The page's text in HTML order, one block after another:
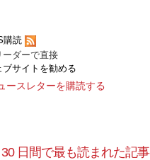
購読
ーダーで直接
ブサイトを勧める
ースレターを購読する
日間で最も読まれた記事